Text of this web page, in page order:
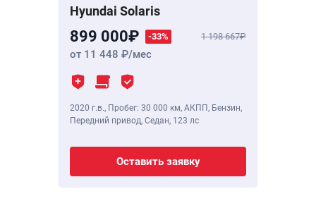
Hyundai Solaris
899 000 -33% 1 198 667
от 11 448 /мес
2020 г.в., Пробег: 30 000 км, АКПП, Бензин,
Передний привод, Седан, 123 лс
Оставить заявку